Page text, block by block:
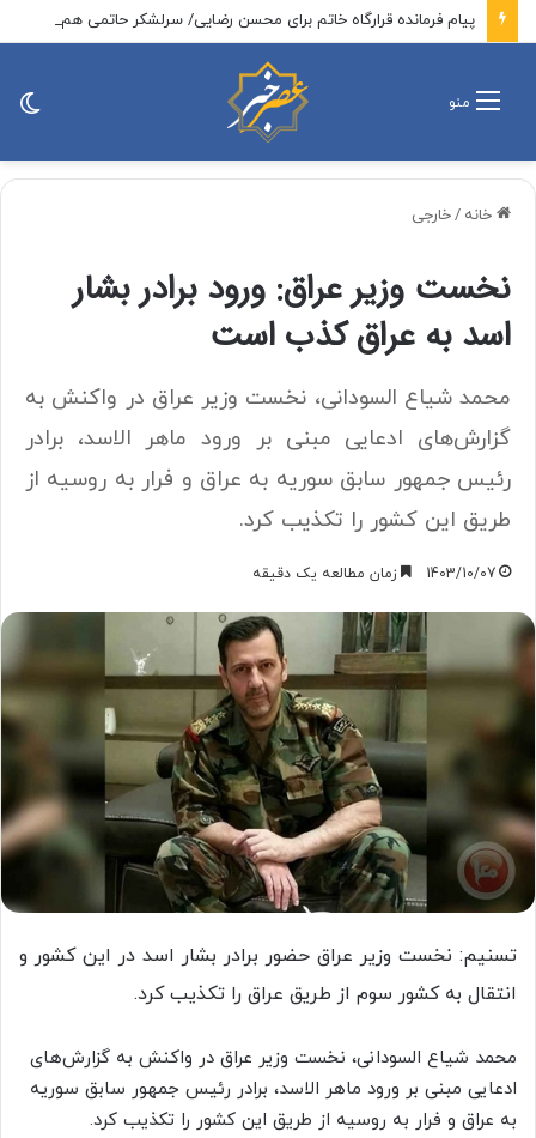
پیام فرمانده قرارگاه خاتم برای محسن رضایی/ سرلشکر حاتمی هم تبریک گفت
منو
خانه /خارجی
نخست وزیر عراق: ورود برادر بشار
اسد به عراق کذب است
محمد شیاع السودانی، نخست وزیر عراق در واکنش به
گزارش‌های ادعایی مبنی بر ورود ماهر الاسد، برادر
رئیس جمهور سابق سوریه به عراق و فرار به روسیه از
طریق این کشور را تکذیب کرد.
1403/10/07 زمان مطالعه یک دقیقه
تسنیم: نخست وزیر عراق حضور برادر بشار اسد در این کشور و
انتقال به کشور سوم از طریق عراق را تکذیب کرد.
محمد شیاع السودانی، نخست وزیر عراق در واکنش به گزارش‌های
ادعایی مبنی بر ورود ماهر الاسد، برادر رئیس جمهور سابق سوریه
به عراق و فرار به روسیه از طریق این کشور را تکذیب کرد.